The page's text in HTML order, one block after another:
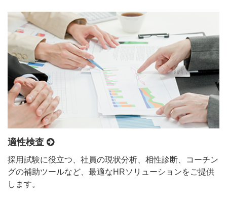
適性検査
採用試験に役立つ、社員の現状分析、相性診断、コーチン
グの補助ツールなど、最適なHRソリューションをご提供
します。